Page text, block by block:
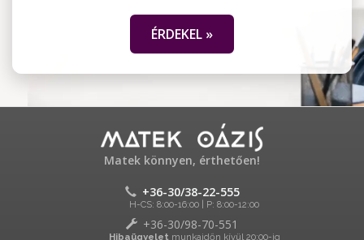
ÉRDEKEL »
Matek könnyen, érthetően!
+36-30/38-22-555
H-CS: 8:00-16:00 | P: 8:00-12:00
+36-30/98-70-551
Hibaügyelet munkaidőn kívül 20:00-ig